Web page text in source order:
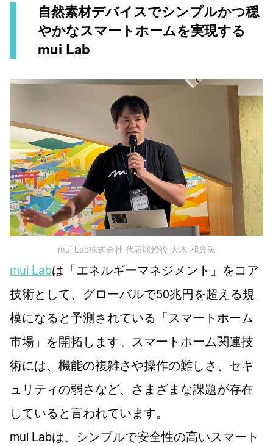
自然素材デバイスでシンプルかつ穏
やかなスマートホームを実現する
mui Lab
mui Lab株式会社 代表取締役 大木 和典氏
mui Labは「エネルギーマネジメント」をコア
技術として、グローバルで50兆円を超える規
模になると予測されている「スマートホーム
市場」を開拓します。スマートホーム関連技
術には、機能の複雑さや操作の難しさ、セキ
ュリティの弱さなど、さまざまな課題が存在
していると言われています。
mui Labは、シンプルで安全性の高いスマート